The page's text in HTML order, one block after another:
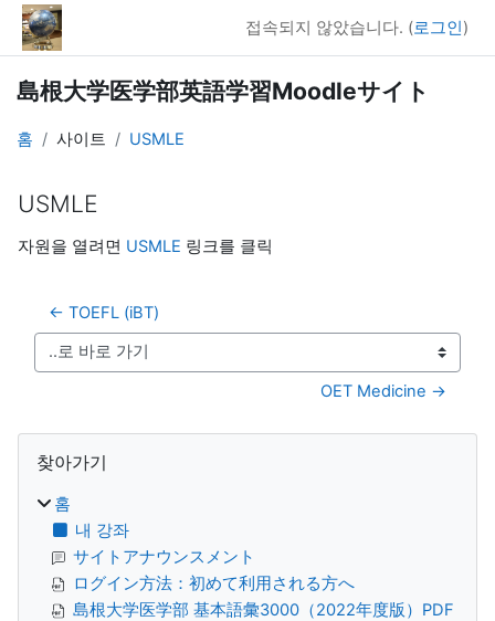
메인 콘텐츠로 건너뛰기
접속되지 않았습니다. (로그인)
島根大学医学部英語学習Moodleサイト
홈 사이트 USMLE
USMLE
완료 조건
자원을 열려면 USMLE 링크를 클릭
← TOEFL (iBT)
..로 바로 가기
OET Medicine →
블록
찾아가기
홈
내 강좌
サイトアナウンスメント
ログイン方法：初めて利用される方へ
島根大学医学部 基本語彙3000（2022年度版）PDF